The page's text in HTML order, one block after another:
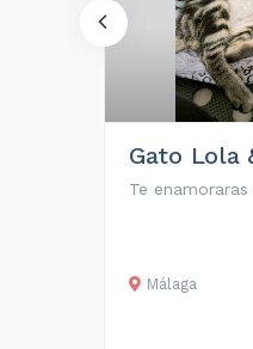
Gato Lola
Te
Málaga